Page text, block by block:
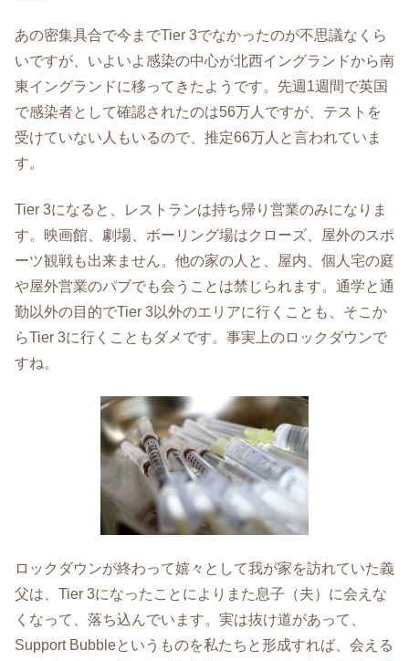
あの密集具合で今までTier 3でなかったのが不思議なくら
いですが、いよいよ感染の中心が北西イングランドから南
東イングランドに移ってきたようです。先週1週間で英国
で感染者として確認されたのは56万人ですが、テストを
受けていない人もいるので、推定66万人と言われていま
す。
Tier 3になると、レストランは持ち帰り営業のみになりま
す。映画館、劇場、ボーリング場はクローズ、屋外のスポ
ーツ観戦も出来ません。他の家の人と、屋内、個人宅の庭
や屋外営業のパブでも会うことは禁じられます。通学と通
勤以外の目的でTier 3以外のエリアに行くことも、そこか
らTier 3に行くこともダメです。事実上のロックダウンで
すね。
ロックダウンが終わって嬉々として我が家を訪れていた義
父は、Tier 3になったことによりまた息子（夫）に会えな
くなって、落ち込んでいます。実は抜け道があって、
Support Bubbleというものを私たちと形成すれば、会える